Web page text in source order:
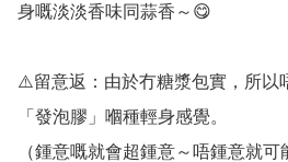
身嘅淡淡香味同蒜香～😋
⚠️留意返：由於冇糖漿包實，所以
「發泡膠」嗰種輕身感覺。
（鍾意嘅就會超鍾意～唔鍾意就可